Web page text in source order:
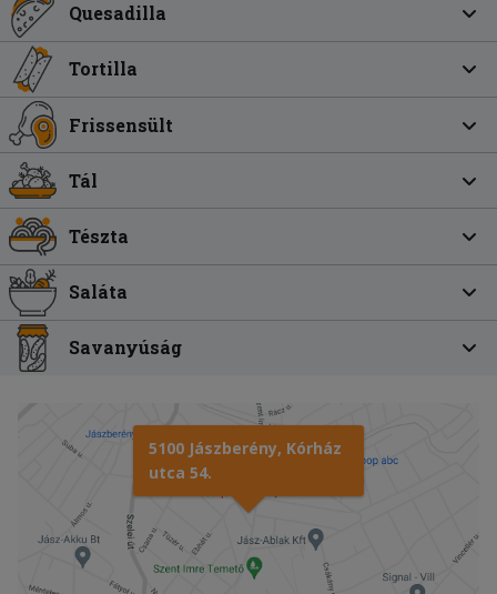
Quesadilla
Tortilla
Frissensült
Tál
Tészta
Saláta
Savanyúság
5100 Jászberény, Kórház
utca 54.